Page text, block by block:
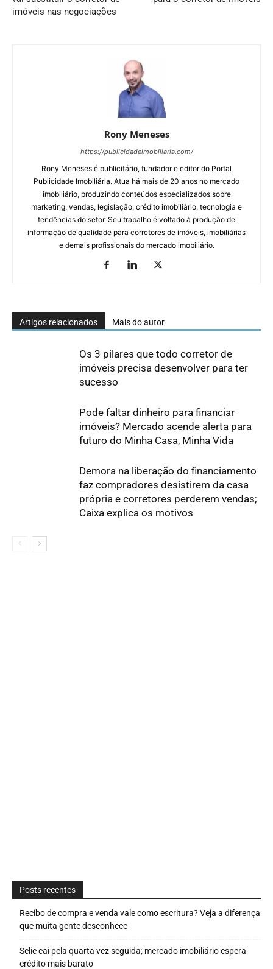
imóveis nas negociações
Rony Meneses
https://publicidadeimobiliaria.com/
Rony Meneses é publicitário, fundador e editor do Portal
Publicidade Imobiliária. Atua há mais de 20 anos no mercado
imobiliário, produzindo conteúdos especializados sobre
marketing, vendas, legislação, crédito imobiliário, tecnologia e
tendências do setor. Seu trabalho é voltado à produção de
informação de qualidade para corretores de imóveis, imobiliárias
e demais profissionais do mercado imobiliário.
Artigos relacionados Mais do autor
Os 3 pilares que todo corretor de
imóveis precisa desenvolver para ter
sucesso
Pode faltar dinheiro para financiar
imóveis? Mercado acende alerta para
futuro do Minha Casa, Minha Vida
Demora na liberação do financiamento
faz compradores desistirem da casa
própria e corretores perderem vendas;
Caixa explica os motivos
Posts recentes
Recibo de compra e venda vale como escritura? Veja a diferença
que muita gente desconhece
Selic cai pela quarta vez seguida; mercado imobiliário espera
crédito mais barato